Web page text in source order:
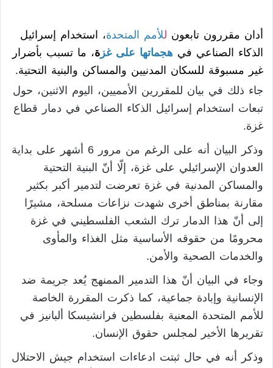
أدان مقررون تابعون للأمم المتحدة، استخدام إسرائيل
الذكاء الصناعي في هجماتها على غز ة، ما تسبب بأضرار
غير مسبوقة للسكان المدنيين والمساكن والبنية التحتية.
جاء ذلك في بيان للمقررين الأمميين، اليوم الاثنين، حول
تبعات استخدام إسرائيل الذكاء الصناعي في دمار قطاع
غزة.
وذكر البيان أنه على الرغم من مرور 6 أشهر على بداية
العدوان الإسرائيلي على غزة، إلّا أنّ البنية التحتية
والمساكن المدنية في غزة تعرضت لتدمير أكبر بكثير
مقارنة بمناطق أخرى شهدت نزاعات مسلحة، مشيرًا
إلى أنّ هذا الدمار ترك الشعب الفلسطيني في غزة
محرومًا من حقوقه الأساسية مثل الغذاء والمأوى
والخدمات الصحية والأمن.
وجاء في البيان أنّ هذا التدمير الممنهج يُعد جريمة ضد
الإنسانية وإبادة جماعية، كما ذكرت المقررة الخاصة
للأمم المتحدة المعنية بفلسطين فرانشيسكا ألبانيز في
تقريرها الأخير لمجلس حقوق الإنسان.
وذكر أنه في حال ثبتت ادعاءات استخدام جيش الاحتلال